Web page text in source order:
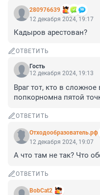
280976639
12 декабря 2024, 19:17
Кадыров арестован?
ОТВЕТИТЬ
Гость
12 декабря 2024, 19:13
Враг тот, кто в
попкорномна пятой
ОТВЕТИТЬ
Отходообразователь.рф
12 декабря 2024, 19:07
А что там не так? Что
ОТВЕТИТЬ
BobCat2